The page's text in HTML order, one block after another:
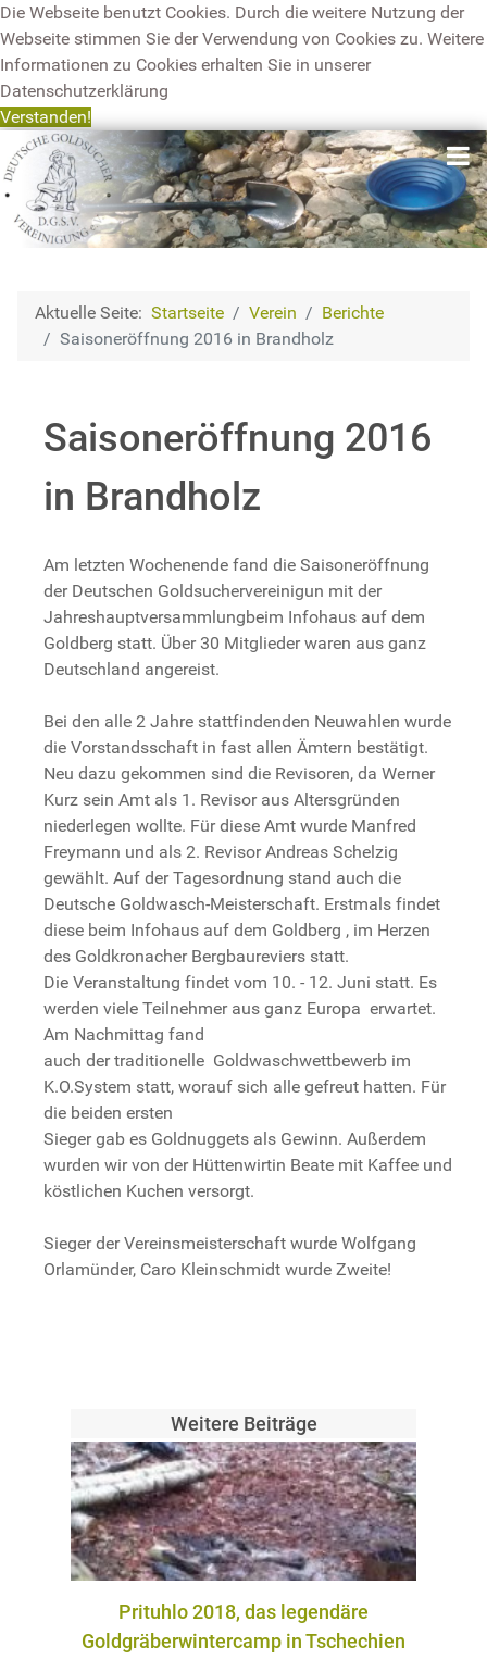
Die Webseite benutzt Cookies. Durch die weitere Nutzung der
Webseite stimmen Sie der Verwendung von Cookies zu. Weitere
Informationen zu Cookies erhalten Sie in unserer
Datenschutzerklärung
Verstanden!
Aktuelle Seite: Startseite Verein
Berichte
Saisoneröffnung 2016 in Brandholz
Saisoneröffnung 2016
in Brandholz
Am letzten Wochenende fand die Saisoneröffnung
der Deutschen Goldsuchervereinigun mit der
Jahreshauptversammlungbeim Infohaus auf dem
Goldberg statt. Über 30 Mitglieder waren aus ganz
Deutschland angereist.
Bei den alle 2 Jahre stattfindenden Neuwahlen wurde
die Vorstandsschaft in fast allen Ämtern bestätigt.
Neu dazu gekommen sind die Revisoren, da Werner
Kurz sein Amt als 1. Revisor aus Altersgründen
niederlegen wollte. Für diese Amt wurde Manfred
Freymann und als 2. Revisor Andreas Schelzig
gewählt. Auf der Tagesordnung stand auch die
Deutsche Goldwasch-Meisterschaft. Erstmals findet
diese beim Infohaus auf dem Goldberg , im Herzen
des Goldkronacher Bergbaureviers statt.
Die Veranstaltung findet vom 10. - 12. Juni statt. Es
werden viele Teilnehmer aus ganz Europa erwartet.
Am Nachmittag fand
auch der traditionelle Goldwaschwettbewerb im
K.O.System statt, worauf sich alle gefreut hatten. Für
die beiden ersten
Sieger gab es Goldnuggets als Gewinn. Außerdem
wurden wir von der Hüttenwirtin Beate mit Kaffee und
köstlichen Kuchen versorgt.
Sieger der Vereinsmeisterschaft wurde Wolfgang
Orlamünder, Caro Kleinschmidt wurde Zweite!
Weitere Beiträge
Prituhlo 2018, das legendäre
Goldgräberwintercamp in Tschechien